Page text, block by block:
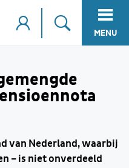
MENU
van Nederland, waarbij
– is niet onverdeeld